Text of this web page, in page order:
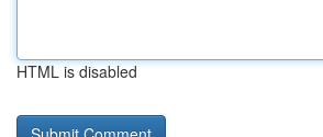
HTML is disabled